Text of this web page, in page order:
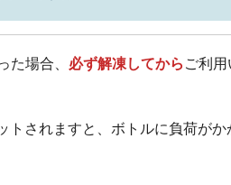
た場合、 必ず解凍してから ご利
されますと、ボトルに負荷がか